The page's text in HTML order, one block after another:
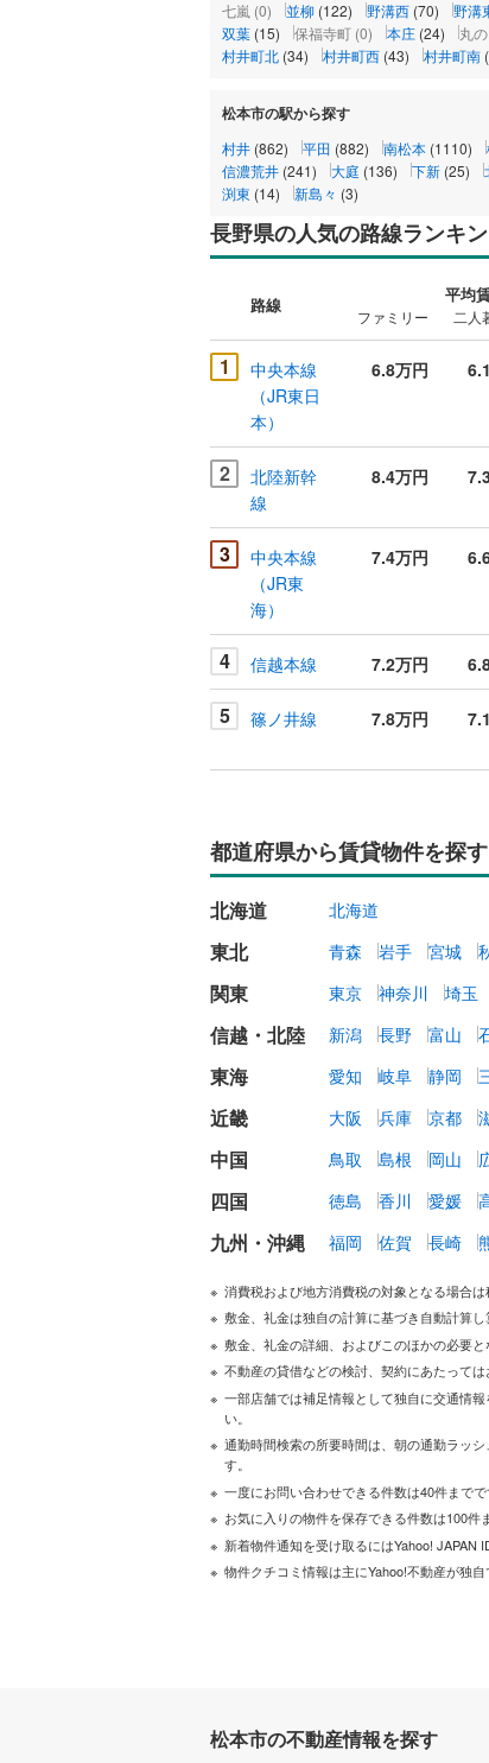
七嵐 (0) 並柳 (122) 野溝西 (70) 野溝
双葉 (15) 保福寺町 (0) 本庄 (24) 丸
村井町北 (34) 村井町西 (43) 村井町南
松本市の駅から探す
村井 (862) 平田 (882) 南松本 (1110)
信濃荒井 (241) 大庭 (136) 下新 (25)
渕東 (14) 新島々 (3)
長野県の人気の路線ランキ
路線 平均
ファミリー 二人
1
中央本線
（JR東日
本）
6.8万円
2
北陸新幹
線
8.4万円
3
中央本線
（JR東
海）
7.4万円
4 信越本線 7.2万円
5 篠ノ井線 7.8万円
都道府県から賃貸物件を探す
北海道 北海道
東北 青森 岩手 宮城
関東 東京 神奈川 埼玉
信越・北陸 新潟 長野 富山
東海 愛知 岐阜 静岡
近畿 大阪 兵庫 京都
中国 鳥取 島根 岡山
四国 徳島 香川 愛媛
九州・沖縄 福岡 佐賀 長崎
消費税および地方消費税の対象となる場合は
敷金、礼金は独自の計算に基づき自動計算し
敷金、礼金の詳細、およびこのほかの必要
不動産の貸借などの検討、契約にあたって
一部店舗では補足情報として独自に交通情
い。
通勤時間検索の所要時間は、朝の通勤ラッ
す。
一度にお問い合わせできる件数は40件までで
お気に入りの物件を保存できる件数は100件
新着物件通知を受け取るにはYahoo! JAPAN
物件クチコミ情報は主にYahoo!不動産が独
松本市の不動産情報を探す